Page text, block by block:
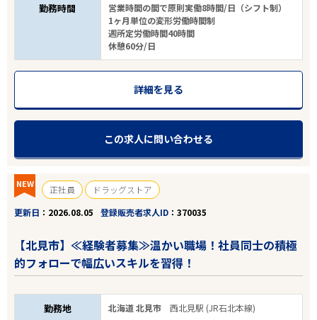
勤務時間
営業時間の間で原則実働8時間/日（シフト制）
1ヶ月単位の変形労働時間制
週所定労働時間40時間
休憩60分/日
詳細を見る
この求人に問い合わせる
NEW 正社員
ドラッグストア
更新日
2026.08.05 登録販売者求人ID 370035
【北見市】≪経験者募集≫温かい職場！社員同士の積極
的フォローで幅広いスキルを習得！
勤務地 北海道 北見市西北見駅 (JR石北本線)